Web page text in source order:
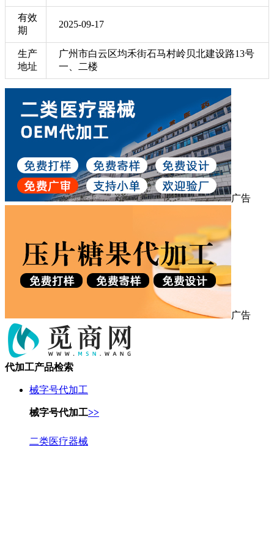
有效
期
2025-09-17
生产
地址
广州市白云区均禾街石马村岭贝北建设路13号
一、二楼
广告
广告
代加工产品检索
械字号代加工
械字号代加工>>
二类医疗器械